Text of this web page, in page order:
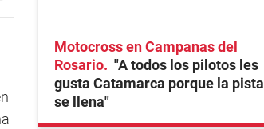
Motocross en Campanas del
Rosario
"A todos los pilotos les
gusta Catamarca porque la pista
se llena"